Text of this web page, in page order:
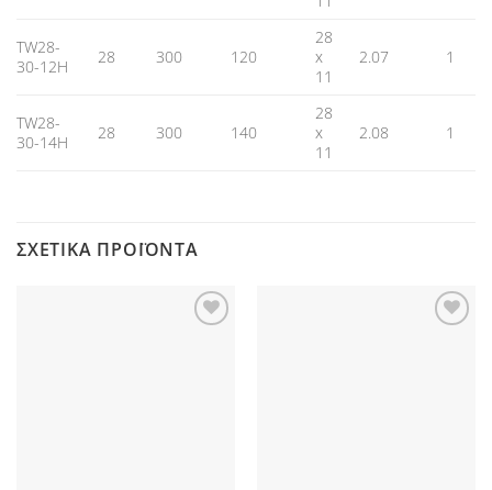
TW28-
30-12H
28 300 120
28
x
11
2.07 1
TW28-
30-14H
28 300 140
28
x
11
2.08 1
ΣΧΕΤΙΚΆ ΠΡΟΪΌΝΤΑ